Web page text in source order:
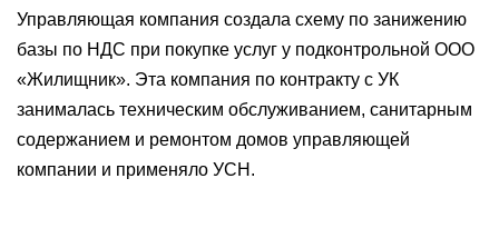
Управляющая компания создала схему по занижению
базы по НДС при покупке услуг у подконтрольной ООО
«Жилищник». Эта компания по контракту с УК
занималась техническим обслуживанием, санитарным
содержанием и ремонтом домов управляющей
компании и применяло УСН.